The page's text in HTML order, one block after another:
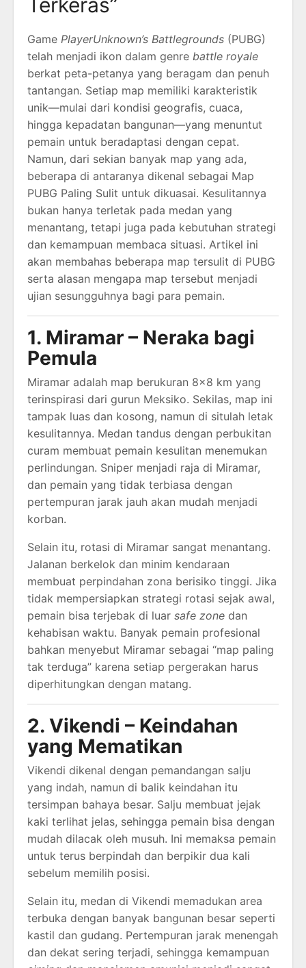
Game PlayerUnknown’s Battlegrounds (PUBG)
telah menjadi ikon dalam genre battle royale
berkat peta-petanya yang beragam dan penuh
tantangan. Setiap map memiliki karakteristik
unik—mulai dari kondisi geografis, cuaca,
hingga kepadatan bangunan—yang menuntut
pemain untuk beradaptasi dengan cepat.
Namun, dari sekian banyak map yang ada,
beberapa di antaranya dikenal sebagai Map
PUBG Paling Sulit untuk dikuasai. Kesulitannya
bukan hanya terletak pada medan yang
menantang, tetapi juga pada kebutuhan strategi
dan kemampuan membaca situasi. Artikel ini
akan membahas beberapa map tersulit di PUBG
serta alasan mengapa map tersebut menjadi
ujian sesungguhnya bagi para pemain.
1. Miramar – Neraka bagi
Pemula
Miramar adalah map berukuran 8×8 km yang
terinspirasi dari gurun Meksiko. Sekilas, map ini
tampak luas dan kosong, namun di situlah letak
kesulitannya. Medan tandus dengan perbukitan
curam membuat pemain kesulitan menemukan
perlindungan. Sniper menjadi raja di Miramar,
dan pemain yang tidak terbiasa dengan
pertempuran jarak jauh akan mudah menjadi
korban.
Selain itu, rotasi di Miramar sangat menantang.
Jalanan berkelok dan minim kendaraan
membuat perpindahan zona berisiko tinggi. Jika
tidak mempersiapkan strategi rotasi sejak awal,
pemain bisa terjebak di luar safe zone dan
kehabisan waktu. Banyak pemain profesional
bahkan menyebut Miramar sebagai “map paling
tak terduga” karena setiap pergerakan harus
diperhitungkan dengan matang.
2. Vikendi – Keindahan
yang Mematikan
Vikendi dikenal dengan pemandangan salju
yang indah, namun di balik keindahan itu
tersimpan bahaya besar. Salju membuat jejak
kaki terlihat jelas, sehingga pemain bisa dengan
mudah dilacak oleh musuh. Ini memaksa pemain
untuk terus berpindah dan berpikir dua kali
sebelum memilih posisi.
Selain itu, medan di Vikendi memadukan area
terbuka dengan banyak bangunan besar seperti
kastil dan gudang. Pertempuran jarak menengah
dan dekat sering terjadi, sehingga kemampuan